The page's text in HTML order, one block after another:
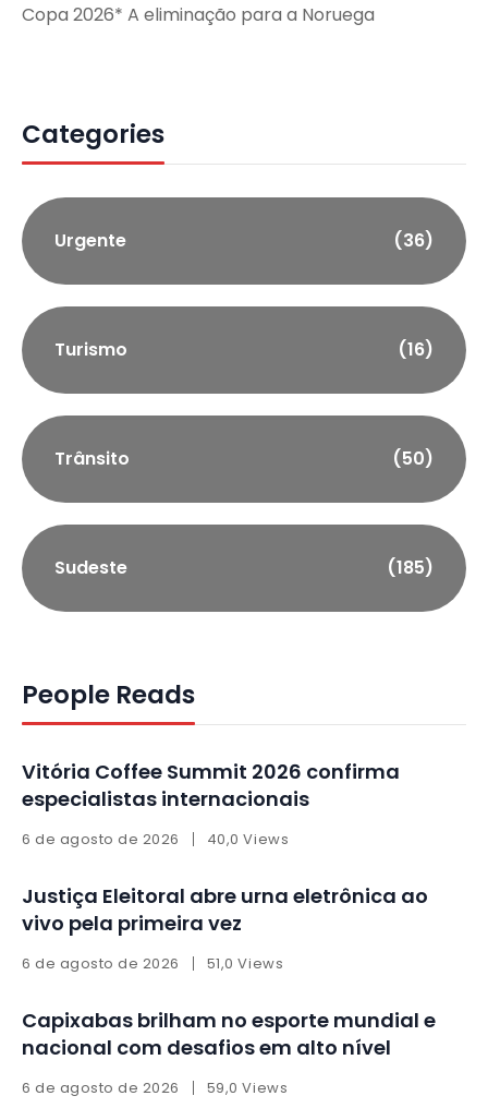
Copa 2026* A eliminação para a Noruega
Categories
Urgente (36)
Turismo (16)
Trânsito (50)
Sudeste (185)
People Reads
Vitória Coffee Summit 2026 confirma
especialistas internacionais
6 de agosto de 2026 40,0 Views
Justiça Eleitoral abre urna eletrônica ao
vivo pela primeira vez
6 de agosto de 2026 51,0 Views
Capixabas brilham no esporte mundial e
nacional com desafios em alto nível
6 de agosto de 2026 59,0 Views